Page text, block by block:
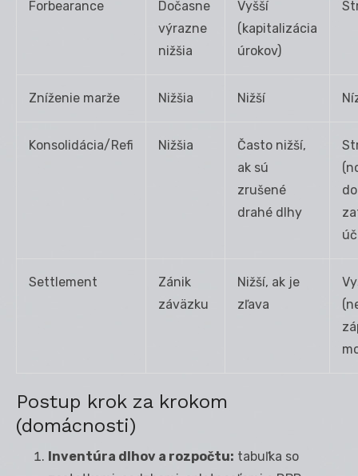
Forbearance
Dočasne
výrazne
nižšia
Vyšší
(kapitalizácia
úrokov)
Zníženie marže Nižšia Nižší
Konsolidácia/Refi Nižšia
Často nižší,
ak sú
zrušené
drahé dlhy
Settlement
Zánik
záväzku
Nižší, ak je
zľava
Postup krok za krokom
(domácnosti)
Inventúra dlhov a rozpočtu: tabuľka so